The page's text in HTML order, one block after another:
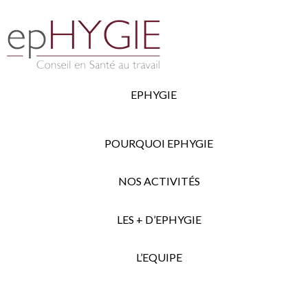
EPHYGIE
POURQUOI EPHYGIE
NOS ACTIVITÉS
LES + D’EPHYGIE
L’EQUIPE